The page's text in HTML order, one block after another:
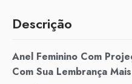
Descrição
Anel Feminino Com
Com Sua Lembrança